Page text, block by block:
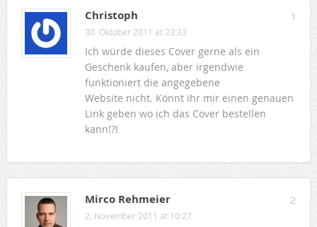
1
Christoph
30. Oktober 2011 at 23:33
Ich würde dieses Cover gerne als ein
Geschenk kaufen, aber irgendwie
funktioniert die angegebene
Website nicht. Könnt ihr mir einen genauen
Link geben wo ich das Cover bestellen
kann!?!
2
Mirco Rehmeier
2. November 2011 at 10:27